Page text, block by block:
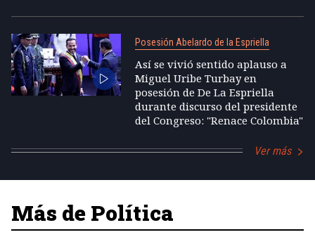
Posesión Abelardo de la Espriella
Así se vivió sentido aplauso a
Miguel Uribe Turbay en
posesión de De La Espriella
durante discurso del presidente
del Congreso: "Renace Colombia"
Ver más
Más de Política